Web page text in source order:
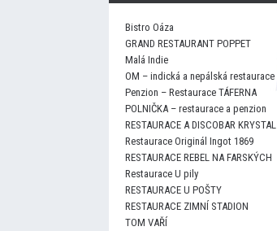
Bistro Oáza
GRAND RESTAURANT POPPET
Malá Indie
OM – indická a nepálská restaurace
Penzion – Restaurace TÁFERNA
POLNIČKA – restaurace a penzion
RESTAURACE A DISCOBAR KRYSTAL
Restaurace Originál Ingot 1869
RESTAURACE REBEL NA FARSKÝCH
Restaurace U pily
RESTAURACE U POŠTY
RESTAURACE ZIMNÍ STADION
TOM VAŘÍ